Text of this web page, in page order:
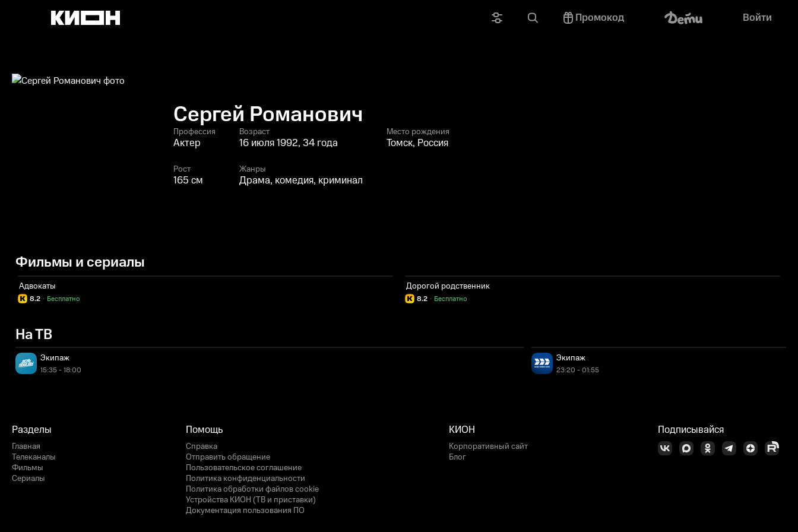
Промокод Войти
Сергей Романович
Профессия
Актер
Возраст
16 июля 1992, 34 года
Место рождения
Томск, Россия
Рост
165 см
Жанры
Драма, комедия, криминал
Фильмы и сериалы
Адвокаты
8.2 Бесплатно
·
Дорогой родственник
8.2 Бесплатно
·
На ТВ
Экипаж
15:35 - 18:00
Экипаж
23:20 - 01:55
Разделы
Главная
Телеканалы
Фильмы
Сериалы
Помощь
Справка
Отправить обращение
Пользовательское соглашение
Политика конфиденциальности
Политика обработки файлов cookie
Устройства КИОН (ТВ и приставки)
Документация пользования ПО
КИОН
Корпоративный сайт
Блог
Подписывайся